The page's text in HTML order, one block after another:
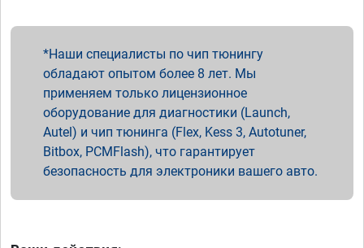
Наши специалисты по чип тюнингу
обладают опытом более 8 лет. Мы
применяем только лицензионное
оборудование для диагностики (Launch,
Autel) и чип тюнинга (Flex, Kess 3, Autotuner,
Bitbox, PCMFlash), что гарантирует
безопасность для электроники вашего авто.